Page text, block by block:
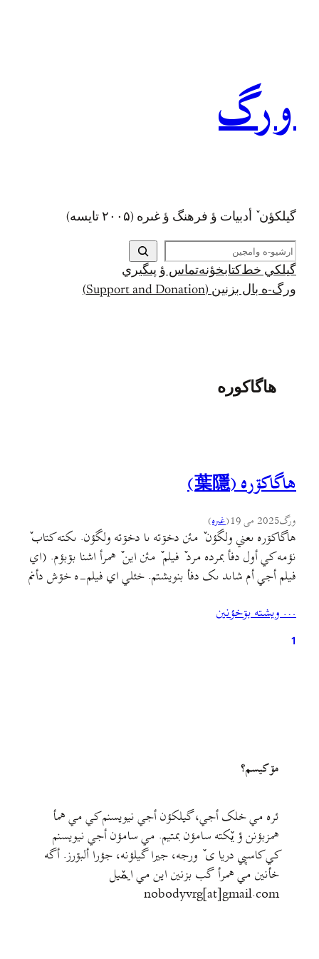
ورگ
گيلکؤن ٚ أدبیات ؤ فرهنگ ؤ غىره (۲۰۰۵ تايسه)
ج
س
ت
ج
گيلکي خط کتابخؤنهتماس ؤ پىگيري
ورگ-ه بال بزنين (Support and Donation)
هاگاکوره
هاگاکۊره (葉隱)
ورگ2025 می 19 (غىره)
هاگاکۊره ىعني ولگؤن ٚ مئن دخۊته ىا دخۊته ولگؤن. ىکته کتاب ٚ
نؤمه کي أول دفأ بمرده مرد ٚ فيلم ٚ مئن اين ٚ همرأ اشنا بۊبؤم. (اي
فيلم أجي أم شاىد ىک دفأ بنويشتم. خئلي اي فيلم-ه خۊش دأنم
ؤ خاستن ٚ گبه.…
… ويشته بۊخؤنين
1
مۊ کيسم؟
ئره مي خلک أجي، گيلکؤن أجي نيويسنم کي مي همأ
همزبؤنن ؤ يٚکته سامؤن بمتيم. مي سامؤن أجي نيويسنم
کي کاسپي دريا ی ٚ ورجه، جيرا گيلؤنه، جؤرا ألبۊرز. أگه
خأنين مي همرأ گب بزنين اين مي ايمٚیل‌ ‌
nobodyvrg[at]gmail.com